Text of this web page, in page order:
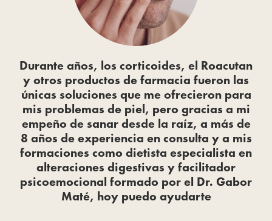
Durante años, los corticoides, el Roacutan
y otros productos de farmacia fueron las
únicas soluciones que me ofrecieron para
mis problemas de piel, pero gracias a mi
empeño de sanar desde la raíz, a más de
8 años de experiencia en consulta y a mis
formaciones como dietista especialista en
alteraciones digestivas y facilitador
psicoemocional formado por el Dr. Gabor
Maté, hoy puedo ayudarte